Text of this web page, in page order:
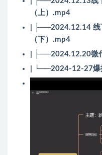
（上）.mp4
| ├──2024.12.14
（下）.mp4
| ├──2024.12.20微
| └──2024-12-27爆